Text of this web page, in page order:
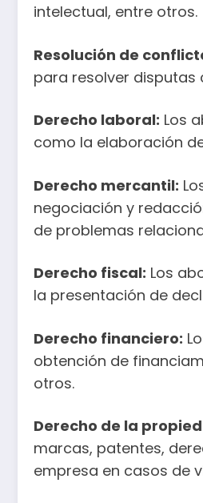
intelectual, entre otros.
Resolución de
para resolver disputas
Derecho laboral: Los
como la elaboración
Derecho mercantil:
negociación y
de problemas
Derecho fiscal: Los
la presentación de
Derecho financiero:
obtención de
otros.
Derecho de la
marcas, patentes,
empresa en casos de